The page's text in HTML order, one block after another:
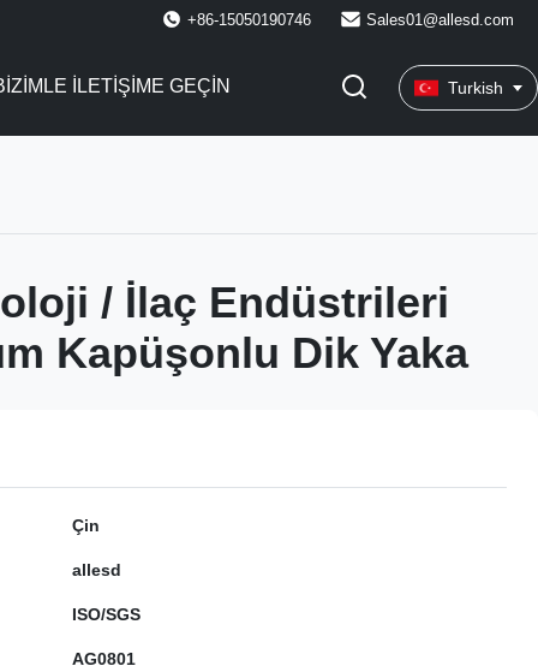
+86-15050190746 Sales01@allesd.com
ILETIŞIME GEÇIN Turkish
/ İlaç Endüstrileri
Kapüşonlu Dik Yaka
Çin
allesd
ISO/SGS
AG0801